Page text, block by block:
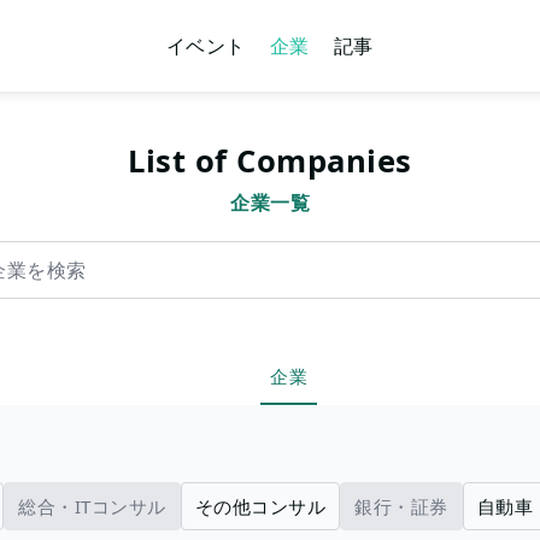
イベント 企業 記事
List of Companies
企業一覧
企業
総合・ITコンサル その他コンサル 銀行・証券 自動車